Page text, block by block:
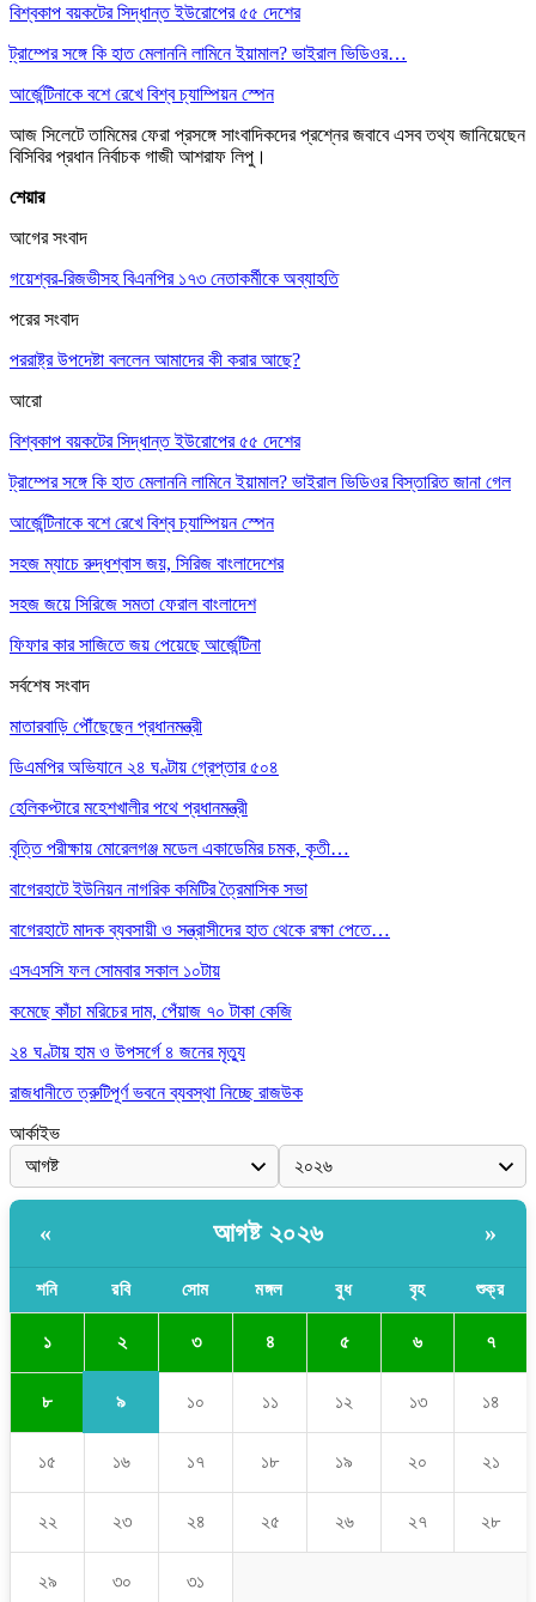
বিশ্বকাপ বয়কটের সিদ্ধান্ত ইউরোপের ৫৫ দেশের
ট্রাম্পের সঙ্গে কি হাত মেলাননি লামিনে ইয়ামাল? ভাইরাল ভিডিওর…
আর্জেন্টিনাকে বশে রেখে বিশ্ব চ্যাম্পিয়ন স্পেন
আজ সিলেটে তামিমের ফেরা প্রসঙ্গে সাংবাদিকদের প্রশ্নের জবাবে এসব তথ্য জানিয়েছেন
বিসিবির প্রধান নির্বাচক গাজী আশরাফ লিপু।
শেয়ার
আগের সংবাদ
গয়েশ্বর-রিজভীসহ বিএনপির ১৭৩ নেতাকর্মীকে অব্যাহতি
পরের সংবাদ
পররাষ্ট্র উপদেষ্টা বললেন আমাদের কী করার আছে?
আরো
বিশ্বকাপ বয়কটের সিদ্ধান্ত ইউরোপের ৫৫ দেশের
ট্রাম্পের সঙ্গে কি হাত মেলাননি লামিনে ইয়ামাল? ভাইরাল ভিডিওর বিস্তারিত জানা গেল
আর্জেন্টিনাকে বশে রেখে বিশ্ব চ্যাম্পিয়ন স্পেন
সহজ ম্যাচে রুদ্ধশ্বাস জয়, সিরিজ বাংলাদেশের
সহজ জয়ে সিরিজে সমতা ফেরাল বাংলাদেশ
ফিফার কার সাজিতে জয় পেয়েছে আর্জেন্টিনা
সর্বশেষ সংবাদ
মাতারবাড়ি পৌঁছেছেন প্রধানমন্ত্রী
ডিএমপির অভিযানে ২৪ ঘণ্টায় গ্রেপ্তার ৫০৪
হেলিকপ্টারে মহেশখালীর পথে প্রধানমন্ত্রী
বৃত্তি পরীক্ষায় মোরেলগঞ্জ মডেল একাডেমির চমক, কৃতী…
বাগেরহাটে ইউনিয়ন নাগরিক কমিটির ত্রৈমাসিক সভা
বাগেরহাটে মাদক ব্যবসায়ী ও সন্ত্রাসীদের হাত থেকে রক্ষা পেতে…
এসএসসি ফল সোমবার সকাল ১০টায়
কমেছে কাঁচা মরিচের দাম, পেঁয়াজ ৭০ টাকা কেজি
২৪ ঘণ্টায় হাম ও উপসর্গে ৪ জনের মৃত্যু
রাজধানীতে ত্রুটিপূর্ণ ভবনে ব্যবস্থা নিচ্ছে রাজউক
আর্কাইভ
« আগষ্ট ২০২৬ »
শনি রবি সোম মঙ্গল বুধ বৃহ শুক্র
১ ২ ৩ ৪ ৫ ৬ ৭
৮ ৯ ১০ ১১ ১২ ১৩ ১৪
১৫ ১৬ ১৭ ১৮ ১৯ ২০ ২১
২২ ২৩ ২৪ ২৫ ২৬ ২৭ ২৮
২৯ ৩০ ৩১